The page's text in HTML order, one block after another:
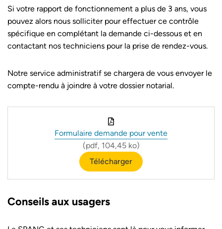
Si votre rapport de fonctionnement a plus de 3 ans, vous
pouvez alors nous solliciter pour effectuer ce contrôle
spécifique en complétant la demande ci-dessous et en
contactant nos techniciens pour la prise de rendez-vous.
Notre service administratif se chargera de vous envoyer le
compte-rendu à joindre à votre dossier notarial.
Formulaire demande pour vente
(pdf, 104,45 ko)
Télécharger
Conseils aux usagers